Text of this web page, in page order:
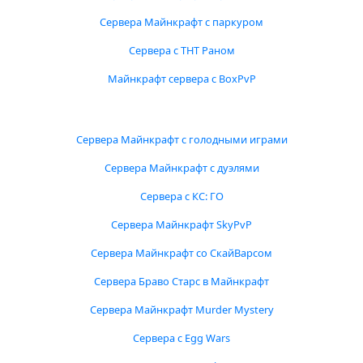
Сервера Майнкрафт с паркуром
Сервера с ТНТ Раном
Майнкрафт сервера с BoxPvP
Сервера Майнкрафт с голодными играми
Сервера Майнкрафт с дуэлями
Сервера с КС: ГО
Сервера Майнкрафт SkyPvP
Сервера Майнкрафт со СкайВарсом
Сервера Браво Старс в Майнкрафт
Сервера Майнкрафт Murder Mystery
Сервера с Egg Wars